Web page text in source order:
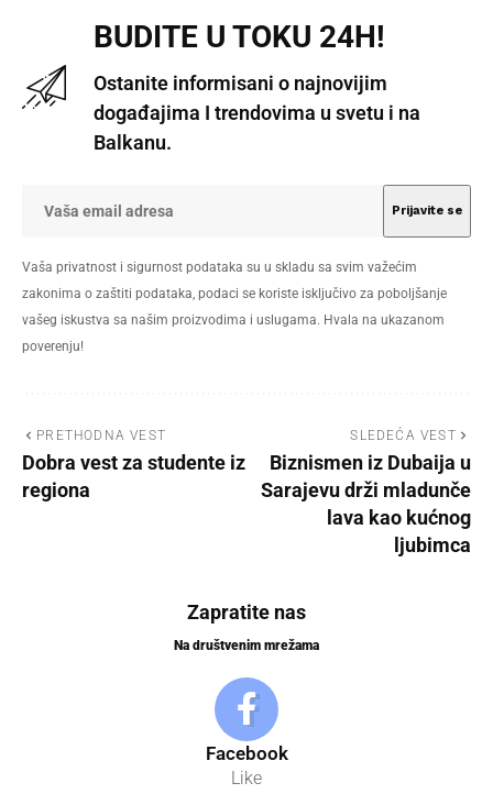
BUDITE U TOKU 24H!
Ostanite informisani o najnovijim
događajima I trendovima u svetu i na
Balkanu.
Vaša privatnost i sigurnost podataka su u skladu sa svim važećim
zakonima o zaštiti podataka, podaci se koriste isključivo za poboljšanje
vašeg iskustva sa našim proizvodima i uslugama. Hvala na ukazanom
poverenju!
PRETHODNA VEST
Dobra vest za studente iz
regiona
SLEDEĆA VEST
Biznismen iz Dubaija u
Sarajevu drži mladunče
lava kao kućnog
ljubimca
Zapratite nas
Na društvenim mrežama
Facebook
Like